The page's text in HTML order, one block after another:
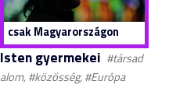
csak Magyarországon
Isten gyermekei #társad
alom, #közösség, #Európa